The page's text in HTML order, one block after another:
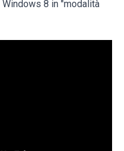
8 in "modalità